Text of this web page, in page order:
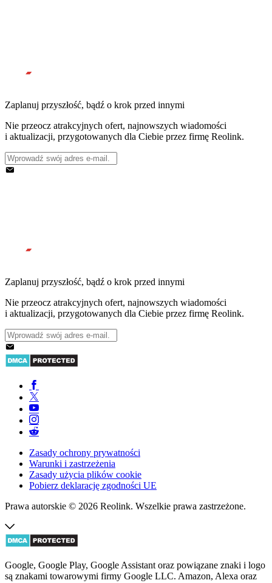
Zaplanuj przyszłość, bądź o krok przed innymi
Nie przeocz atrakcyjnych ofert, najnowszych wiadomości
i aktualizacji, przygotowanych dla Ciebie przez firmę Reolink.
Zaplanuj przyszłość, bądź o krok przed innymi
Nie przeocz atrakcyjnych ofert, najnowszych wiadomości
i aktualizacji, przygotowanych dla Ciebie przez firmę Reolink.
Zasady ochrony prywatności
Warunki i zastrzeżenia
Zasady użycia plików cookie
Pobierz deklarację zgodności UE
Prawa autorskie © 2026 Reolink. Wszelkie prawa zastrzeżone.
Google, Google Play, Google Assistant oraz powiązane znaki i logo
są znakami towarowymi firmy Google LLC. Amazon, Alexa oraz